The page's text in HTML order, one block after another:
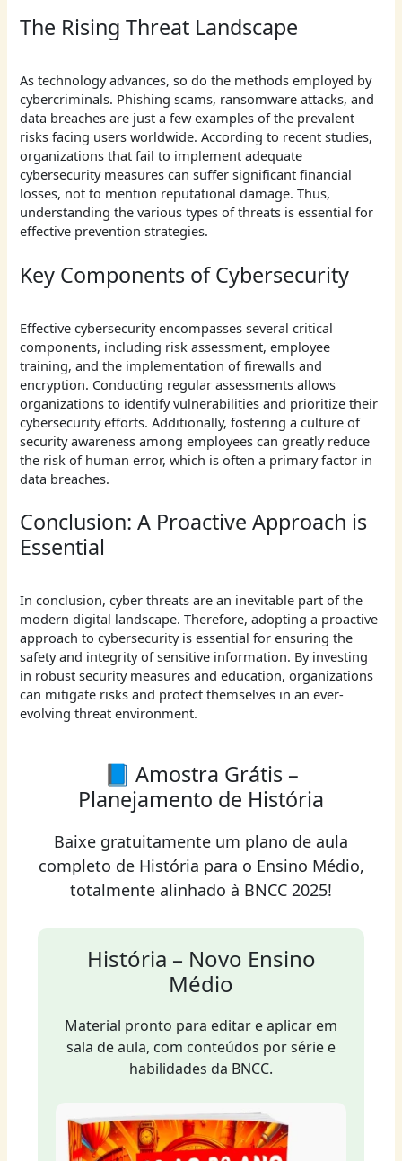
The Rising Threat Landscape
As technology advances, so do the methods employed by
cybercriminals. Phishing scams, ransomware attacks, and
data breaches are just a few examples of the prevalent
risks facing users worldwide. According to recent studies,
organizations that fail to implement adequate
cybersecurity measures can suffer significant financial
losses, not to mention reputational damage. Thus,
understanding the various types of threats is essential for
effective prevention strategies.
Key Components of Cybersecurity
Effective cybersecurity encompasses several critical
components, including risk assessment, employee
training, and the implementation of firewalls and
encryption. Conducting regular assessments allows
organizations to identify vulnerabilities and prioritize their
cybersecurity efforts. Additionally, fostering a culture of
security awareness among employees can greatly reduce
the risk of human error, which is often a primary factor in
data breaches.
Conclusion: A Proactive Approach is
Essential
In conclusion, cyber threats are an inevitable part of the
modern digital landscape. Therefore, adopting a proactive
approach to cybersecurity is essential for ensuring the
safety and integrity of sensitive information. By investing
in robust security measures and education, organizations
can mitigate risks and protect themselves in an ever-
evolving threat environment.
📘 Amostra Grátis –
Planejamento de História
Baixe gratuitamente um plano de aula
completo de História para o Ensino Médio,
totalmente alinhado à BNCC 2025!
História – Novo Ensino
Médio
Material pronto para editar e aplicar em
sala de aula, com conteúdos por série e
habilidades da BNCC.